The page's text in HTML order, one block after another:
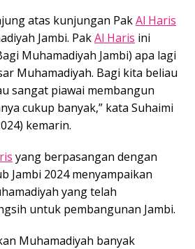
atas kunjungan PakAl Haris
Jambi. PakAl Haris ini
Muhamadiyah Jambi) apa lagi
Muhamadiyah. Bagi kita beliau
sangat piawai membangun
cukup banyak,” kata Suhaimi
kemarin.
yang berpasangan dengan
Jambi 2024 menyampaikan
yang telah
untuk pembangunan Jambi.
Muhamadiyah banyak